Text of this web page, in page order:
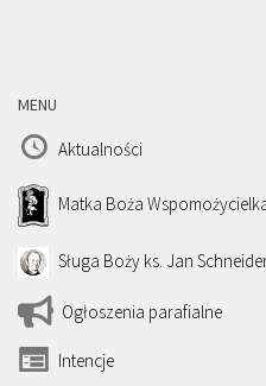
MENU
Aktualności
Matka Boża
Sługa Boży ks. Jan
Ogłoszenia parafialne
Intencje